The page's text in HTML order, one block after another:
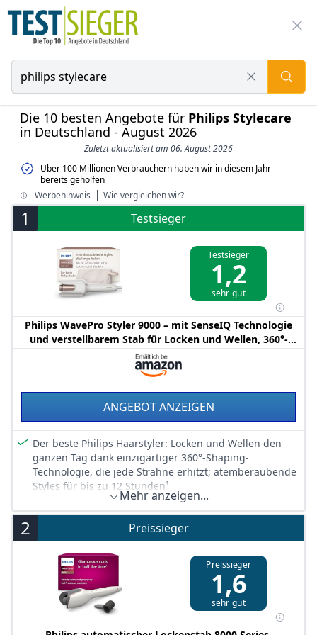
Die 10 besten Angebote für Philips Stylecare
in Deutschland - August 2026
Zuletzt aktualisiert am 06. August 2026
Über 100 Millionen Verbrauchern haben wir in diesem Jahr
bereits geholfen
Werbehinweis
Wie vergleichen wir?
1 Testsieger
Testsieger
1,2
sehr gut
Philips WavePro Styler 9000 – mit SenseIQ Technologie
und verstellbarem Stab für Locken und Wellen, 360°-
Shaping-Technologie für langanhaltende Styles,
Seidenweiß, mit Kosmetiktasche, Modell BHB968/10
ANGEBOT ANZEIGEN
Der beste Philips Haarstyler: Locken und Wellen den
ganzen Tag dank einzigartiger 360°-Shaping-
Technologie, die jede Strähne erhitzt; atemberaubende
Styles für bis zu 12 Stunden¹
Mit AutoWrap in Sekunden gestylt: Einfach platzieren,
drücken und loslassen, um in max. 10 Sekunden eine
gestylte Strähne zu erhalten; 88 % der
Anwender*innen sagen, AutoWrap ist sanft zu ihren
Haaren
1 Gerät, 5 Styles: Mit den 5 Styling-Einstellungen des
verstellbaren Lockenstabs ist jeder gewünschte Style
leicht zu erzielen – ob natürlicher Blowout, lockere
Wellen oder schwungvolle Locken
Mehr anzeigen...
2 Preissieger
Preissieger
1,6
sehr gut